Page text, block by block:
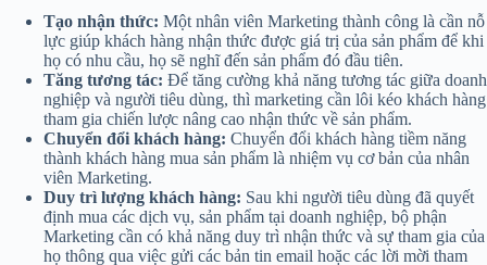
Tạo nhận thức: Một nhân viên Marketing thành công là cần nỗ
lực giúp khách hàng nhận thức được giá trị của sản phẩm để khi
họ có nhu cầu, họ sẽ nghĩ đến sản phẩm đó đầu tiên.
Tăng tương tác: Để tăng cường khả năng tương tác giữa doanh
nghiệp và người tiêu dùng, thì marketing cần lôi kéo khách hàng
tham gia chiến lược nâng cao nhận thức về sản phẩm.
Chuyển đổi khách hàng: Chuyển đổi khách hàng tiềm năng
thành khách hàng mua sản phẩm là nhiệm vụ cơ bản của nhân
viên Marketing.
Duy trì lượng khách hàng: Sau khi người tiêu dùng đã quyết
định mua các dịch vụ, sản phẩm tại doanh nghiệp, bộ phận
Marketing cần có khả năng duy trì nhận thức và sự tham gia của
họ thông qua việc gửi các bản tin email hoặc các lời mời tham